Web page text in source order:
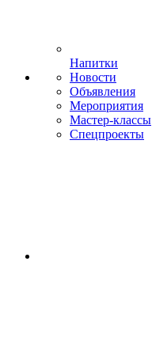
Напитки
Новости
Объявления
Мероприятия
Мастер-классы
Спецпроекты